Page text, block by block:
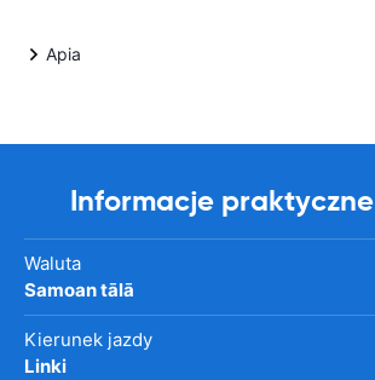
Apia
Informacje praktyczne
Waluta
Samoan tālā
Kierunek jazdy
Linki